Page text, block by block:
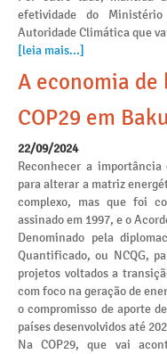
efetividade do
Autoridade Climática que
[leia mais...]
A economia de
COP29 em
22/09/2024
Reconhecer a
para alterar a matriz
complexo, mas que foi
assinado em 1997, e o
Denominado pela
Quantificado, ou NCQG,
projetos voltados a
com foco na geração de
o compromisso de aporte
países desenvolvidos até
Na COP29, que vai